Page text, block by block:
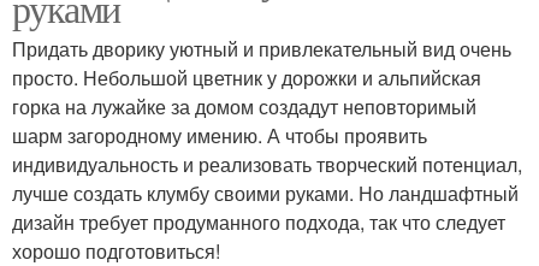
Придать дворику уютный и привлекательный вид очень
просто. Небольшой цветник у дорожки и альпийская
горка на лужайке за домом создадут неповторимый
шарм загородному имению. А чтобы проявить
индивидуальность и реализовать творческий потенциал,
лучше создать клумбу своими руками. Но ландшафтный
дизайн требует продуманного подхода, так что следует
хорошо подготовиться!